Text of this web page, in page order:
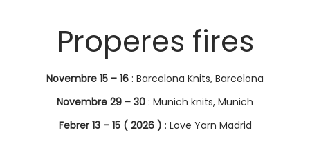
Properes fires
Novembre 15 – 16 : Barcelona Knits, Barcelona
Novembre 29 – 30 : Munich knits, Munich
Febrer 13 – 15 ( 2026 ) : Love Yarn Madrid